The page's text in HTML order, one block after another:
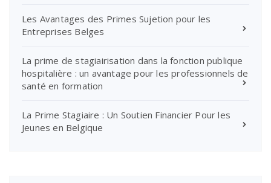
Les Avantages des Primes Sujetion pour les
Entreprises Belges
La prime de stagiairisation dans la fonction publique
hospitalière : un avantage pour les professionnels de
santé en formation
La Prime Stagiaire : Un Soutien Financier Pour les
Jeunes en Belgique